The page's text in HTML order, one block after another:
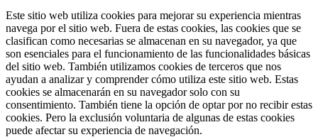
Este sitio web utiliza cookies para mejorar su experiencia mientras
navega por el sitio web. Fuera de estas cookies, las cookies que se
clasifican como necesarias se almacenan en su navegador, ya que
son esenciales para el funcionamiento de las funcionalidades básicas
del sitio web. También utilizamos cookies de terceros que nos
ayudan a analizar y comprender cómo utiliza este sitio web. Estas
cookies se almacenarán en su navegador solo con su
consentimiento. También tiene la opción de optar por no recibir estas
cookies. Pero la exclusión voluntaria de algunas de estas cookies
puede afectar su experiencia de navegación.